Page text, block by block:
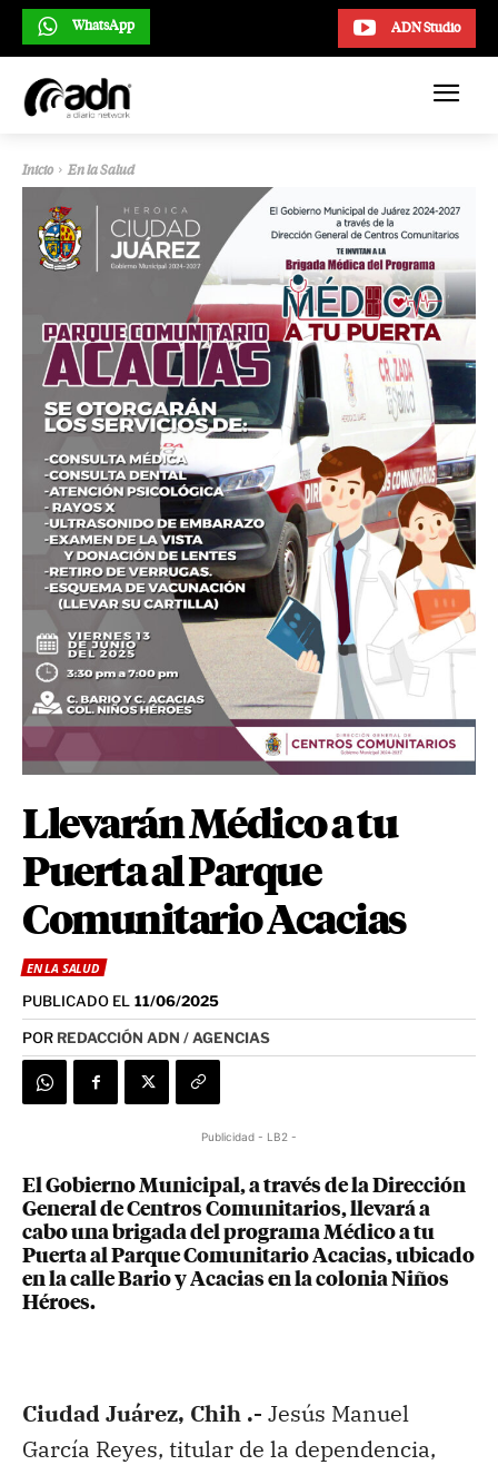
ADN Studio
WhatsApp
Inicio En la Salud
Llevarán Médico a tu
Puerta al Parque
Comunitario Acacias
EN LA SALUD
PUBLICADO EL 11/06/2025
POR REDACCIÓN ADN / AGENCIAS
Publicidad - LB2 -
El Gobierno Municipal, a través de la Dirección
General de Centros Comunitarios, llevará a
cabo una brigada del programa Médico a tu
Puerta al Parque Comunitario Acacias, ubicado
en la calle Bario y Acacias en la colonia Niños
Héroes.
Ciudad Juárez, Chih .- Jesús Manuel
García Reyes, titular de la dependencia,